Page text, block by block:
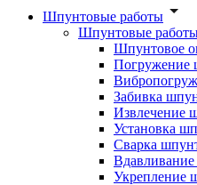
Шпунтовые работы
Шпунтовые
Шпунтовое
Погружение
Забивка
Извлечение
Установка
Сварка
Укрепление